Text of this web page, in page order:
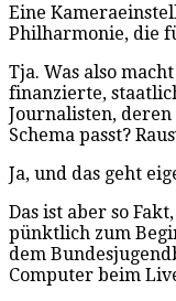
Eine
Philharmonie, die
Tja. Was also
finanzierte,
Journalisten,
Schema passt?
Ja, und das geht
Das ist aber so
pünktlich zum
dem
Computer beim